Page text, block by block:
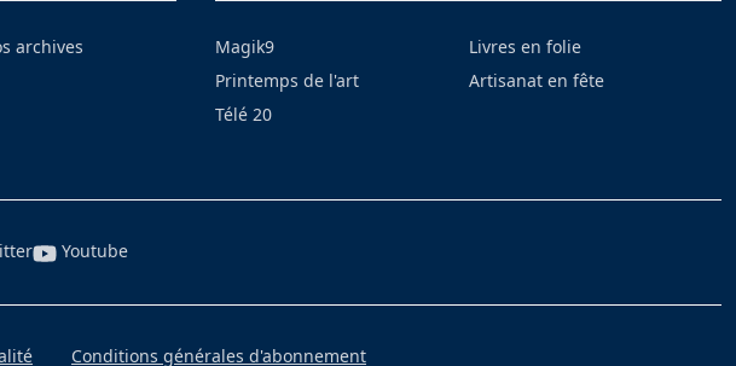
archives
Magik9
Printemps de l'art
Télé 20
Livres en folie
Artisanat en fête
Youtube
Conditions générales d'abonnement